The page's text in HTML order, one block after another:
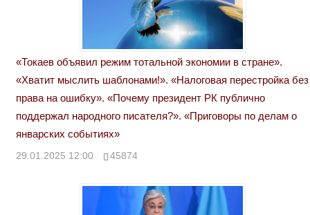
«Токаев объявил режим тотальной экономии в стране».
«Хватит мыслить шаблонами!». «Налоговая перестройка без
права на ошибку». «Почему президент РК публично
поддержал народного писателя?». «Приговоры по делам о
январских событиях»
29.01.2025 12:00 45874